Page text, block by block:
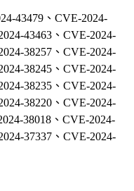
43479、CVE-2024-
43463、CVE-2024-
38257、CVE-2024-
38245、CVE-2024-
38235、CVE-2024-
38220、CVE-2024-
38018、CVE-2024-
37337、CVE-2024-